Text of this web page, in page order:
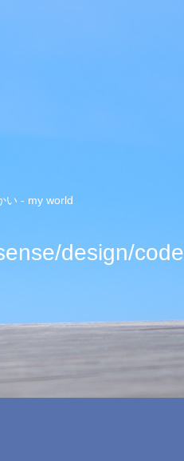
い - my world
design/code